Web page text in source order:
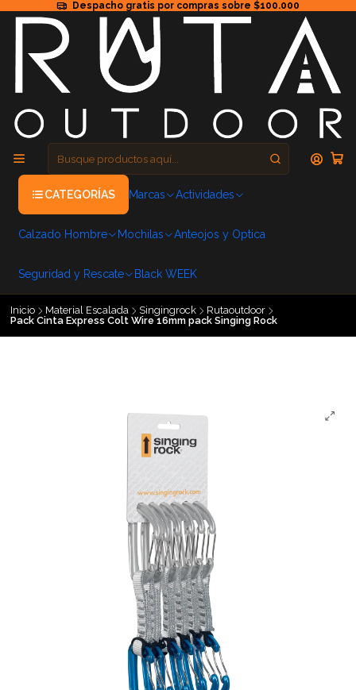
Despacho gratis por compras sobre $100.000
CATEGORÍAS Marcas Actividades
Calzado Hombre Mochilas Anteojos y Optica
Seguridad y Rescate Black WEEK
Inicio Material Escalada Singingrock
Rutaoutdoor
Pack Cinta Express Colt Wire 16mm pack Singing Rock